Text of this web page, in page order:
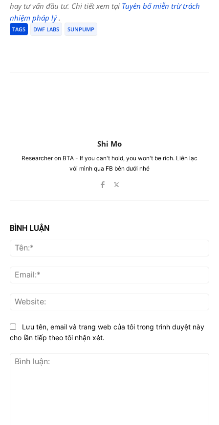
hay tư vấn đầu tư. Chi tiết xem tại Tuyên bố miễn trừ trách
nhiệm pháp lý.
TAGS DWF LABS SUNPUMP
Shi Mo
Researcher on BTA - If you can't hold, you won't be rich. Liên lạc
với mình qua FB bên dưới nhé
BÌNH LUẬN
Lưu tên, email và trang web của tôi trong trình duyệt này
cho lần tiếp theo tôi nhận xét.